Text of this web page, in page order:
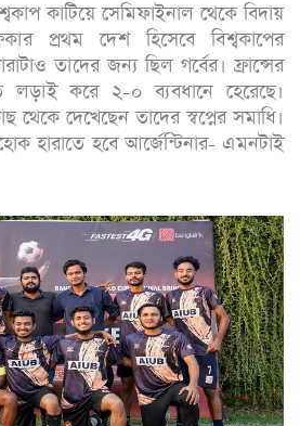
কাটিয়ে সেমিফাইনাল থেকে বিদায়
প্রথম দেশ হিসেবে বিশ্বকাপের
তাদের জন্য ছিল গর্বের। ফ্রান্সের
লড়াই করে ২-০ ব্যবধানে হেরেছে।
থেকে দেখেছেন তাদের স্বপ্নের সমাধি।
হারাতে হবে আর্জেন্টিনার- এমনটাই